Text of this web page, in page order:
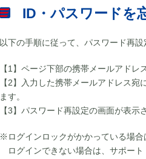
ID・パスワードを
以下の手順に従って、パスワード再設
【1】ページ下部の携帯メールアド
【2】入力した携帯メールアドレス
ます。
【3】パスワード再設定の画面が表
※ログインロックがかかっている場合
ログインできない場合は、サポート